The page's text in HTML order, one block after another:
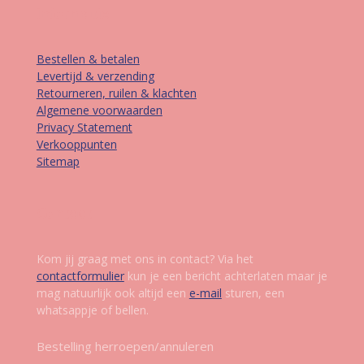
Bestellen & betalen
Levertijd & verzending
Retourneren, ruilen & klachten
Algemene voorwaarden
Privacy Statement
Verkooppunten
Sitemap
Kom jij graag met ons in contact? Via het
contactformulierkun je een bericht achterlaten maar je
mag natuurlijk ook altijd een e-mail sturen, een
whatsappje of bellen.
Bestelling herroepen/annuleren